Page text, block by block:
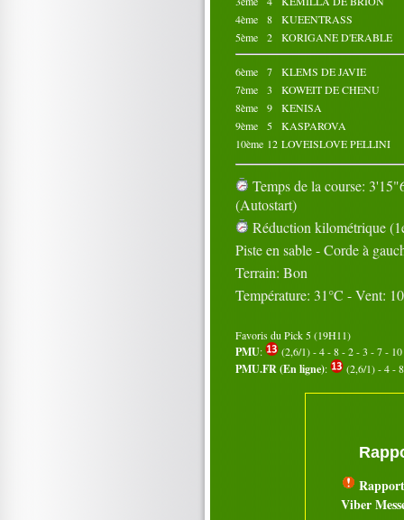
4ème
8
KUEENTRASS
5ème
2 KORIGANE D'ERABLE
6ème 7
KLEMS DE JAVIE
7ème
3
KOWEIT DE CHENU
8ème
9
KENISA
9ème
5
KASPAROVA
10ème 12 LOVEISLOVE PELLINI
Temps de la course:
(Autostart)
Réduction kilométrique
Piste en sable - Corde à
Terrain: Bon
Température: 31°C - Vent:
Favoris du Pick 5 (19H11)
PMU: (2,6/1) - 4 - 8 - 2 - 3 - 7 -
PMU.FR (En ligne): (2,6/1) - 4 -
Viber